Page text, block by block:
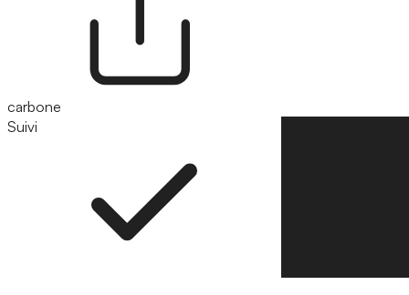
carbone
Suivi